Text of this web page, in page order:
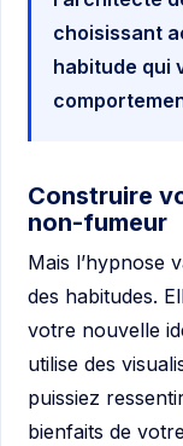
choisissant
habitude qui
Construire
non-fumeur
Mais l’hypnose
des habitudes.
votre nouvelle
utilise des
puissiez
bienfaits de